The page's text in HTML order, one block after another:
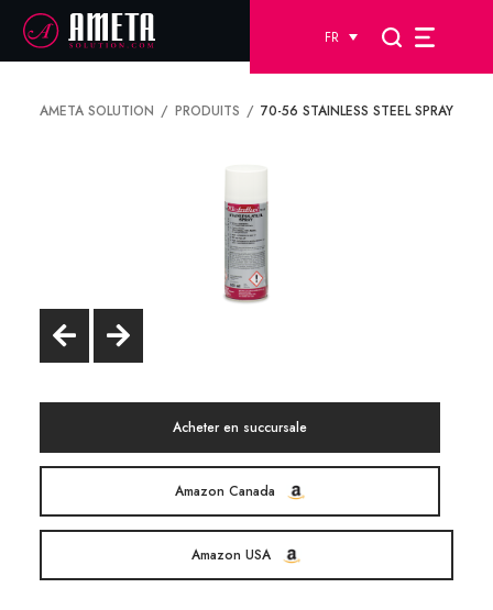
FR
AMETA SOLUTION PRODUITS 70-56 STAINLESS STEEL SPRAY
Acheter en succursale
Amazon Canada
Amazon USA